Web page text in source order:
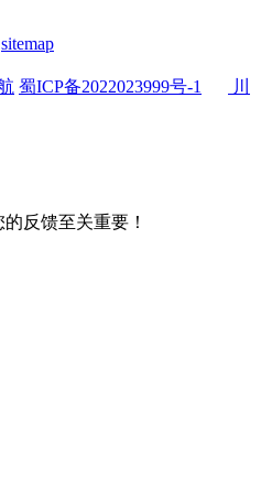
sitemap
蜀ICP备2022023999号-1
川
反馈至关重要！